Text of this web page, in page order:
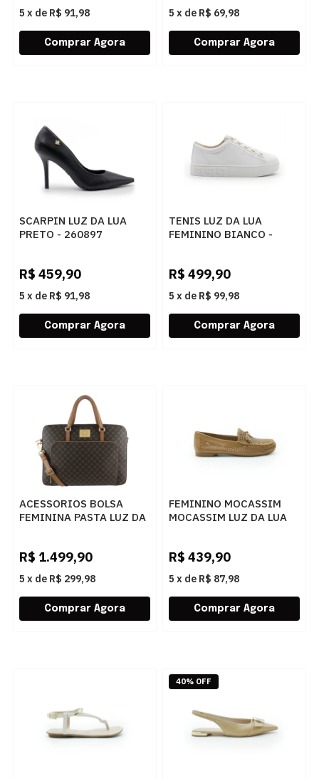
5 x de R$ 91,98 5 x de R$ 69,98
SCARPIN LUZ DA LUA
PRETO - 260897
R$ 459,90
5 x de R$ 91,98
TENIS LUZ DA LUA
FEMININO BIANCO -
R$ 499,90
5 x de R$ 99,98
ACESSORIOS BOLSA
FEMININA PASTA LUZ DA
R$ 1.499,90
5 x de R$ 299,98
FEMININO MOCASSIM
MOCASSIM LUZ DA LUA
R$ 439,90
5 x de R$ 87,98
40% OFF